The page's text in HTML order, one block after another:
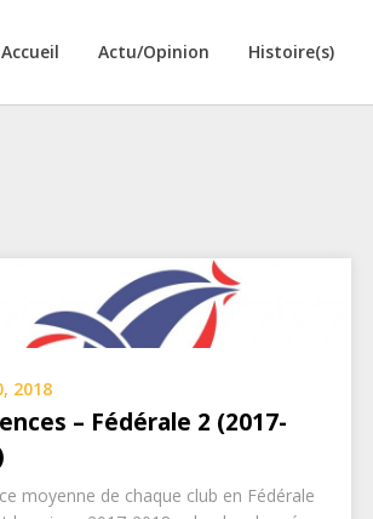
Accueil Actu/Opinion Histoire(s)
2018
– Fédérale 2 (2017-
moyenne de chaque club en Fédérale